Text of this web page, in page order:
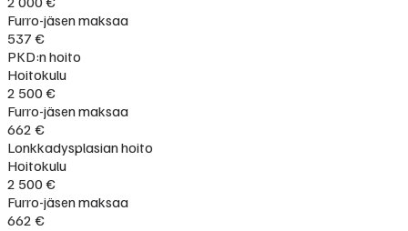
Furro-jäsen maksaa
537 €
PKD:n hoito
Hoitokulu
2 500 €
Furro-jäsen maksaa
662 €
Lonkkadysplasian hoito
Hoitokulu
2 500 €
Furro-jäsen maksaa
662 €